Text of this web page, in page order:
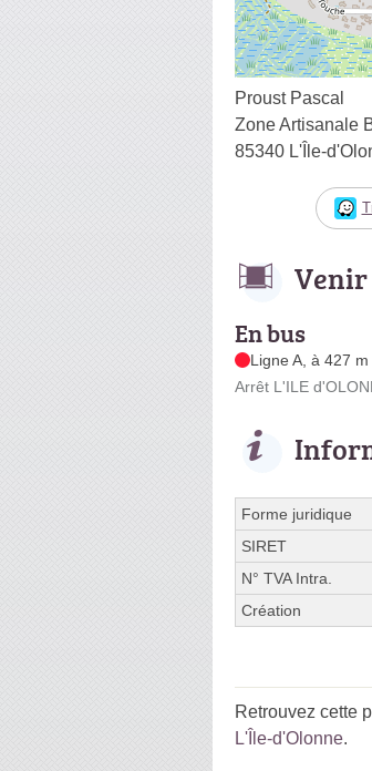
Proust Pascal
Zone Artisanale
85340 L'Île-
En bus
Ligne A, à 427 m
Arrêt L'ILE
Forme juridique
SIRET
N° TVA Intra.
Création
Retrouvez cette
L'Île-d'Olonne.